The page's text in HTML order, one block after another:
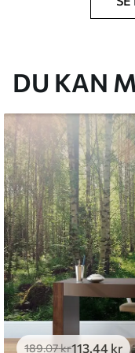
du har angivet, og
.33269.00kr/m²
and Stick
.67400.00 kr /m²
DU KAN
189.07kr113.44 kr